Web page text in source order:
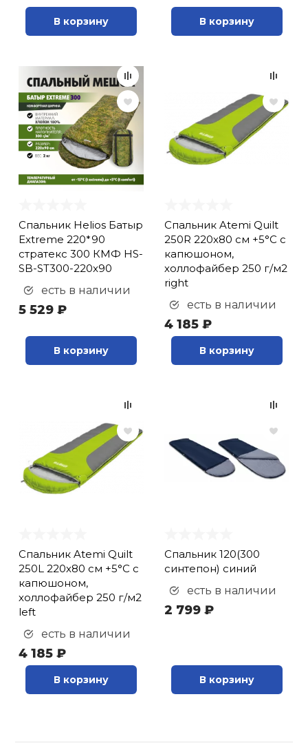
В корзину В корзину
Спальник Helios Батыр
Extreme 220*90
стратекс 300 КМФ HS-
SB-ST300-220x90
есть в наличии
5 529 ₽
В корзину
Спальник Atemi Quilt
250R 220х80 см +5°С с
капюшоном,
холлофайбер 250 г/м2
right
есть в наличии
4 185 ₽
В корзину
Спальник Atemi Quilt
250L 220х80 см +5°С с
капюшоном,
холлофайбер 250 г/м2
left
есть в наличии
4 185 ₽
В корзину
Спальник 120(300
синтепон) синий
есть в наличии
2 799 ₽
В корзину